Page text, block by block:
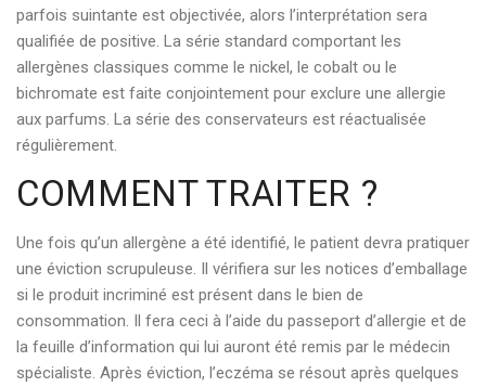
parfois suintante est objectivée, alors l’interprétation sera
qualifiée de positive. La série standard comportant les
allergènes classiques comme le nickel, le cobalt ou le
bichromate est faite conjointement pour exclure une allergie
aux parfums. La série des conservateurs est réactualisée
régulièrement.
COMMENT TRAITER ?
Une fois qu’un allergène a été identifié, le patient devra pratiquer
une éviction scrupuleuse. Il vérifiera sur les notices d’emballage
si le produit incriminé est présent dans le bien de
consommation. Il fera ceci à l’aide du passeport d’allergie et de
la feuille d’information qui lui auront été remis par le médecin
spécialiste. Après éviction, l’eczéma se résout après quelques